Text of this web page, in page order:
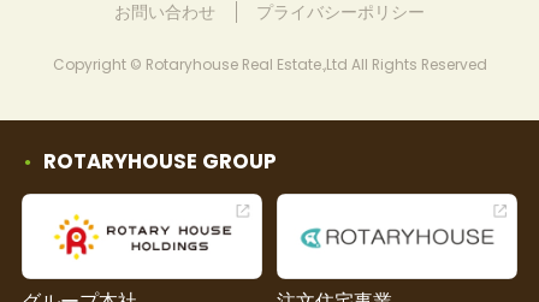
お問い合わせ プライバシーポリシー
Copyright © Rotaryhouse Real Estate.,Ltd All Rights Reserved
ROTARYHOUSE GROUP